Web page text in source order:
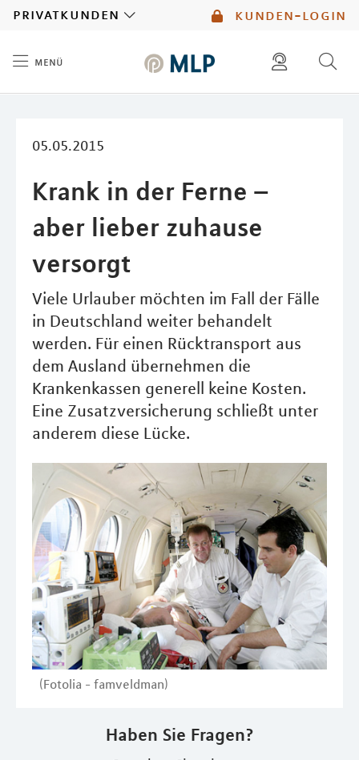
kunden-login
privatkunden
menü
05.05.2015
Krank in der Ferne –
aber lieber zuhause
versorgt
Viele Urlauber möchten im Fall der Fälle
in Deutschland weiter behandelt
werden. Für einen Rücktransport aus
dem Ausland übernehmen die
Krankenkassen generell keine Kosten.
Eine Zusatzversicherung schließt unter
anderem diese Lücke.
(Fotolia - famveldman)
Haben Sie Fragen?